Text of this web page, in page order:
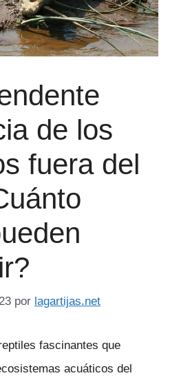
de los
fuera del
por lagartijas.net
fascinantes que
acuáticos del